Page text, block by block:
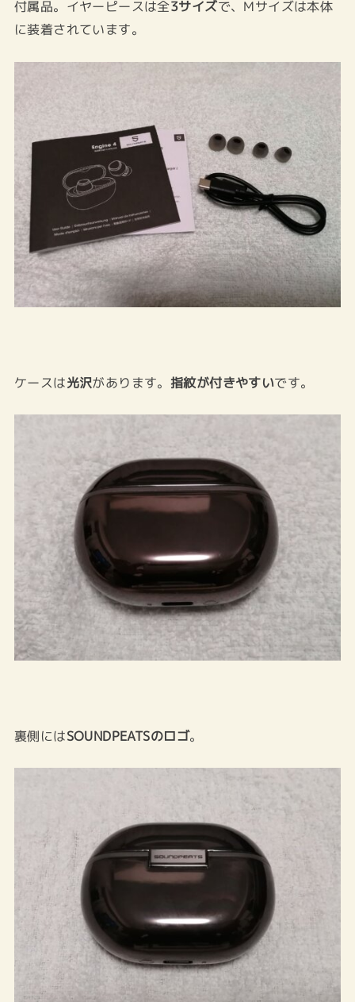
付属品。イヤーピースは全3サイズで、Mサイズは本体
に装着されています。
ケースは光沢があります。 指紋が付きやすいです。
裏側にはSOUNDPEATSのロゴ。